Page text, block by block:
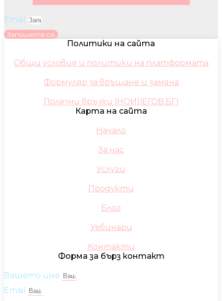
Email
Запишете се
Политики на сайта
Общи условия и политики на платформата
Формуляр за връщане и замяна
Полезни връзки (НОИ)(ЕГОВ.БГ)
Карта на сайта
Начало
За нас
Услуги
Продукти
Блог
Уебинари
Контакти
Форма за бърз контакт
Вашето име
Email